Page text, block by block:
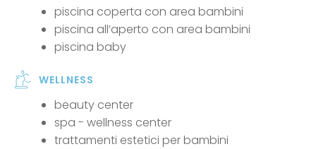
piscina coperta con area bambini
piscina all’aperto con area bambini
piscina baby
WELLNESS
beauty center
spa - wellness center
trattamenti estetici per bambini